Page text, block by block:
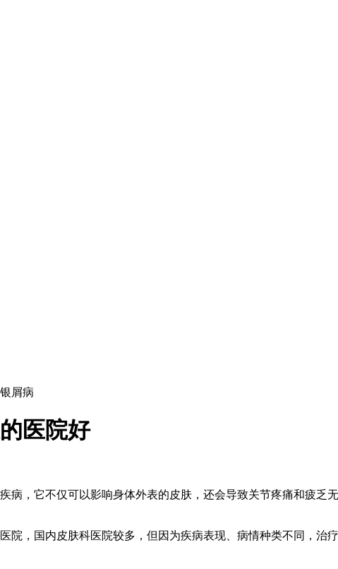
屑病
医院好
病，它不仅可以影响身体外表的皮肤，还会导致关节疼痛和疲
院，国内皮肤科医院较多，但因为疾病表现、病情种类不同，治